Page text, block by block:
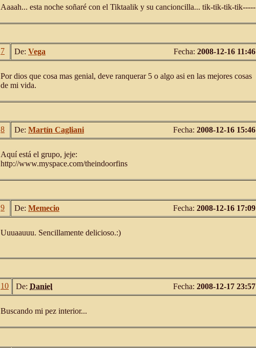
Aaaah... esta noche soñaré con el Tiktaalik y su cancioncilla... tik-tik-tik-tik-----
7 De: Vega Fecha: 2008-12-16 11:46
Por dios que cosa mas genial, deve ranquerar 5 o algo asi en las mejores cosas
de mi vida.
8 De: Martín Cagliani Fecha: 2008-12-16 15:46
Aquí está el grupo, jeje:
http://www.myspace.com/theindoorfins
9 De: Memecio Fecha: 2008-12-16 17:09
Uuuaauuu. Sencillamente delicioso.:)
10 De: Daniel Fecha: 2008-12-17 23:57
Buscando mi pez interior...